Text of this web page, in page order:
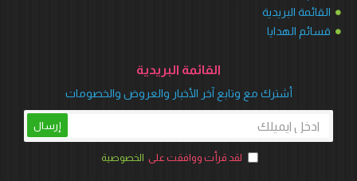
القائمة البريدية
قسائم الهدايا
القائمة البريدية
أشترك مع وتابع آخر الأخبار والعروض والخصومات
إرسال
لقد قرأت ووافقت على الخصوصية